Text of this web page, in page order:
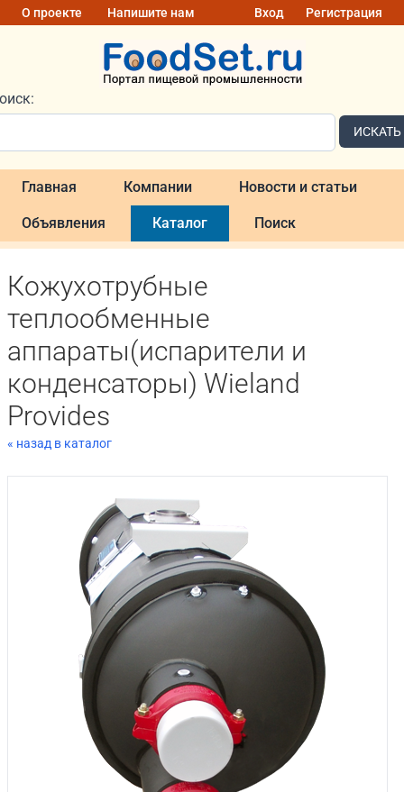
О проекте Напишите нам Вход Регистрация
ИСКАТЬ
Главная Компании Новости и статьи
Объявления Каталог Поиск
Кожухотрубные
теплообменные
аппараты(испарители и
конденсаторы) Wieland
Provides
« назад в каталог